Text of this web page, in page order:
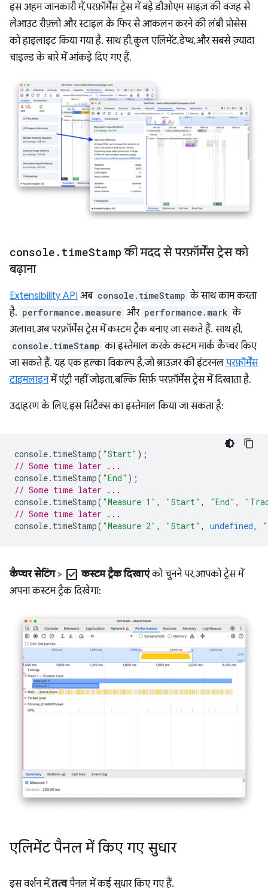
इस अहम जानकारी में, परफ़ॉर्मेंस ट्रेस में बड़े डीओएम साइज़ की वजह से
लेआउट रीफ़्लो और स्टाइल के फिर से आकलन करने की लंबी प्रोसेस
को हाइलाइट किया गया है. साथ ही, कुल एलिमेंट, डेप्थ, और सबसे ज़्यादा
चाइल्ड के बारे में आंकड़े दिए गए हैं.
console . timeStamp की मदद से परफ़ॉर्मेंस ट्रेस को
बढ़ाना
Extensibility API अब console.timeStamp के साथ काम करता
है. performance.measure और performance.mark के
अलावा, अब परफ़ॉर्मेंस ट्रेस में कस्टम ट्रैक बनाए जा सकते हैं. साथ ही,
console.timeStamp का इस्तेमाल करके कस्टम मार्क कैप्चर किए
जा सकते हैं. यह एक हल्का विकल्प है, जो ब्राउज़र की इंटरनल परफ़ॉर्मेंस
टाइमलाइनमें एंट्री नहीं जोड़ता, बल्कि सिर्फ़ परफ़ॉर्मेंस ट्रेस में दिखाता है.
उदाहरण के लिए, इस सिंटैक्स का इस्तेमाल किया जा सकता है:
console. timeStamp( "Start" );
// Some time later ...
console. timeStamp( "End" );
// Some time later ...
console. timeStamp( "Measure 1" , "Start" , "End" ,
// Some time later ...
console. timeStamp( "Measure 2" , "Start" , undefined,
कैप्चर सेटिंग> check_box कस्टम ट्रैक दिखाएंको चुनने पर, आपको ट्रेस में
अपना कस्टम ट्रैक दिखेगा:
एलिमेंट पैनल में किए गए सुधार
इस वर्शन में,तत्वपैनल में कई सुधार किए गए हैं.